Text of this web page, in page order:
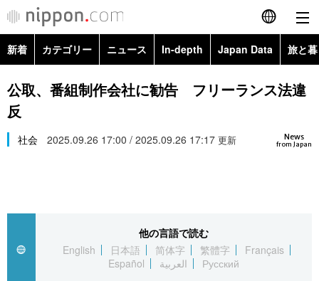
English
简体字
Русский
カテゴリー
経済・ビジネス
国際
トップ
アーカイブ
In-depth
Japan Data
新着 カテゴリー ニュース In-depth Japan Data 旅と
政治・外交
経済・ビジネス
Topics
公取、番組制作会社に勧告 フリーランス法違
反
News
from Japan
社会 2025.09.26 17:00 / 2025.09.26 17:17 更新
他の言語で読む
English
日本語 简体字 繁體字
Français
Español
العربية Русский